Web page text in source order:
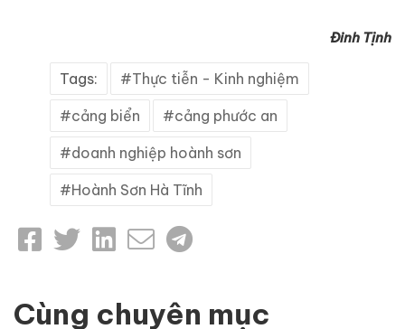
Đinh Tịnh
Tags: Thực tiễn - Kinh nghiệm
cảng biển cảng phước an
doanh nghiệp hoành sơn
Hoành Sơn Hà Tĩnh
Cùng chuyên mục